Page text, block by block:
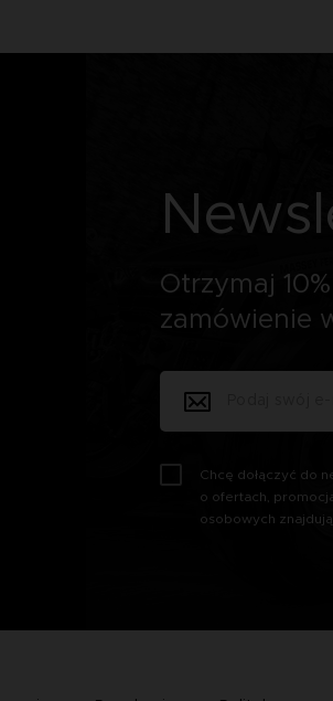
Otrzymaj
zamówienie
Chcę dołączyć do
o ofertach,
osobowych